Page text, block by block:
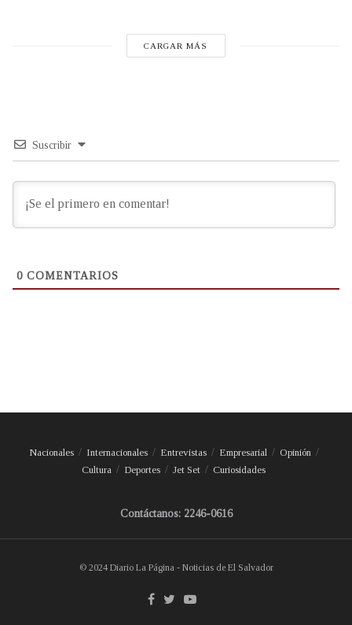
CARGAR MÁS
Suscribir
0 COMENTARIOS
Nacionales Internacionales Entrevistas Empresarial
Opinión
Cultura
Deportes Jet Set Curiosidades
Contáctanos: 2246-0616
© 2024 Diario La Página - Noticias de El Salvador